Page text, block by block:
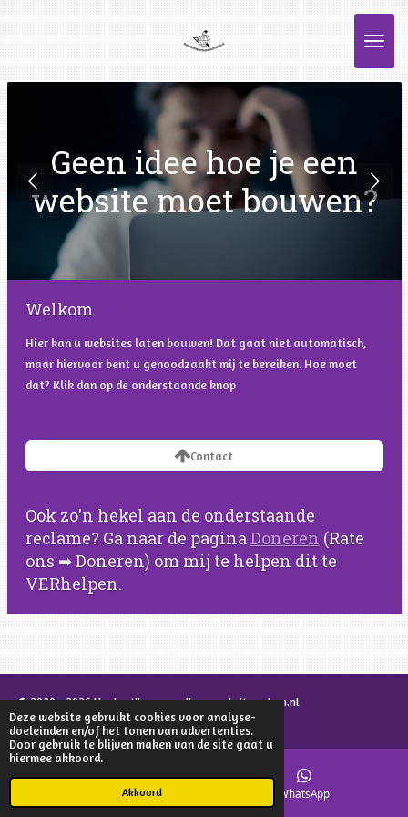
Deze website gebruikt cookies voor analyse-
doeleinden en/of het tonen van advertenties.
Door gebruik te blijven maken van de site gaat u
hiermee akkoord.
Akkoord
Ga
direct
naar
de
Geen idee hoe je een
website moet bouwen?
Welkom
Hier kan u websites laten bouwen! Dat gaat niet automatisch,
maar hiervoor bent u genoodzaakt mij te bereiken. Hoe moet
dat? Klik dan op de onderstaande knop
Contact
Ook zo'n hekel aan de onderstaande
reclame? Ga naar de paginaDoneren (Rate
ons ➡ Doneren) om mij te helpen dit te
VERhelpen.
© 2020 - 2026 Hoelaatikeengoedkopewebsitemaken.nl
Powered byJouwWeb
E-mailadres WhatsApp